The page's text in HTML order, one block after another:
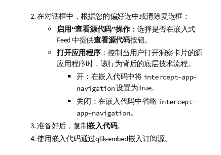
在对话框中，根据您的偏好选中或清除复选框：
启用“查看源代码”操作：选择是否在嵌入式
Feed 中提供查看源代码按钮。
打开应用程序：控制当用户打开洞察卡片的源
应用程序时，该行为背后的底层技术流程。
开：在嵌入代码中将 intercept-app-
navigation设置为 true。
关闭：在嵌入代码中省略intercept-
app-navigation。
准备好后，复制嵌入代码。
使用嵌入代码通过qlik-embed嵌入订阅源。